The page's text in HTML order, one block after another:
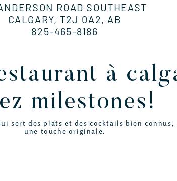
ROAD SOUTHEAST
CALGARY, T2J 0A2, AB
825-465-8186
à
milestones!
sert des plats et des cocktails bien
une touche originale.